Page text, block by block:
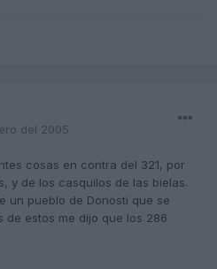
del 2005
cosas en contra del 321, por
y de los casquilos de las bielas.
un pueblo de Donosti que se
estos me dijo que los 286